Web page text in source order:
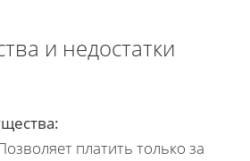
и недостатки
платить только за